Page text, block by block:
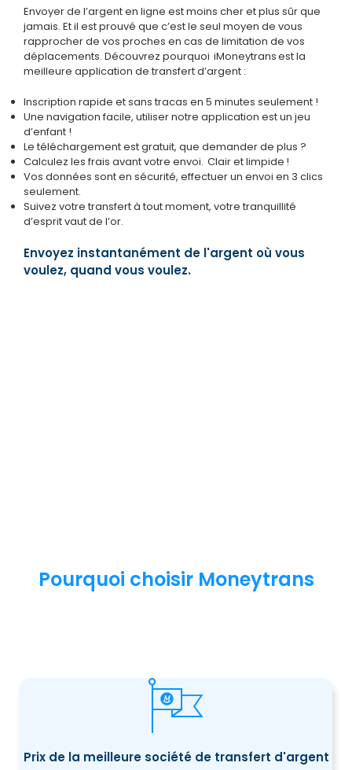
Envoyer de l’argent en ligne est moins cher et plus sûr que
jamais. Et il est prouvé que c’est le seul moyen de vous
rapprocher de vos proches en cas de limitation de vos
déplacements. Découvrez pourquoi iMoneytrans est la
meilleure application de transfert d’argent :
Inscription rapide et sans tracas en 5 minutes seulement !
Une navigation facile, utiliser notre application est un jeu
d’enfant !
Le téléchargement est gratuit, que demander de plus ?
Calculez les frais avant votre envoi. Clair et limpide !
Vos données sont en sécurité, effectuer un envoi en 3 clics
seulement.
Suivez votre transfert à tout moment, votre tranquillité
d’esprit vaut de l’or.
Envoyez instantanément de l'argent où vous
voulez, quand vous voulez.
Pourquoi choisir Moneytrans
Prix de la meilleure société de transfert d'argent